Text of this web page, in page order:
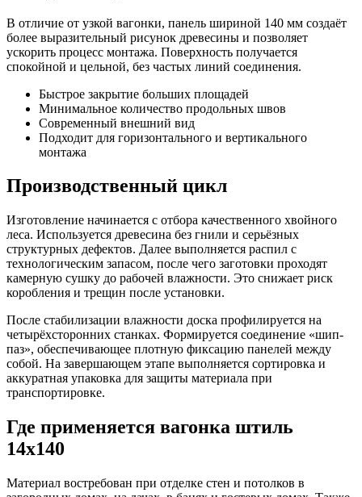
В отличие от узкой вагонки, панель шириной 140 мм создаёт
более выразительный рисунок древесины и позволяет
ускорить процесс монтажа. Поверхность получается
спокойной и цельной, без частых линий соединения.
Быстрое закрытие больших площадей
Минимальное количество продольных швов
Современный внешний вид
Подходит для горизонтального и вертикального
монтажа
Производственный цикл
Изготовление начинается с отбора качественного хвойного
леса. Используется древесина без гнили и серьёзных
структурных дефектов. Далее выполняется распил с
технологическим запасом, после чего заготовки проходят
камерную сушку до рабочей влажности. Это снижает риск
коробления и трещин после установки.
После стабилизации влажности доска профилируется на
четырёхсторонних станках. Формируется соединение «шип-
паз», обеспечивающее плотную фиксацию панелей между
собой. На завершающем этапе выполняется сортировка и
аккуратная упаковка для защиты материала при
транспортировке.
Где применяется вагонка штиль
14х140
Материал востребован при отделке стен и потолков в